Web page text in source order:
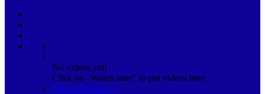
No videos yet!
Click on "Watch later" to put videos here
View all videos